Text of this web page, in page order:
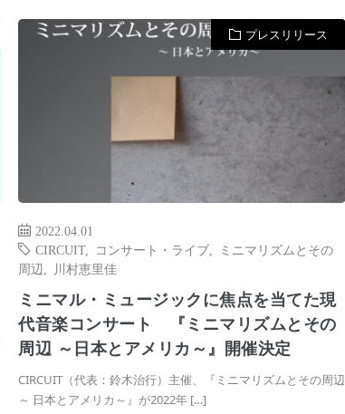
プレスリリース
2022.04.01
​CIRCUIT, コンサート・ライブ
ミニマリズムとその
周辺
川村恵里佳
ミニマル・ミュージックに焦点を当てた現
代音楽コンサート 『ミニマリズムとその
周辺 ～日本とアメリカ～』開催決定
​CIRCUIT（代表：鈴木治行）主催、『ミニマリズムとその周辺
～ 日本とアメリカ～』が2022年 […]